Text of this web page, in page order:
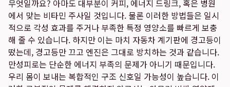
무엇일까요? 아마도 대부분이 커피, 에너지 드링크, 혹은 병원
에서 맞는 비타민 주사일 것입니다. 물론 이러한 방법들은 일시
적으로 각성 효과를 주거나 부족한 특정 영양소를 빠르게 보충
해 줄 수 있습니다. 하지만 이는 마치 자동차 계기판에 경고등이
떴는데, 경고등만 끄고 엔진은 그대로 방치하는 것과 같습니다.
만성피로는 단순한 에너지 부족의 문제가 아니기 때문입니다.
우리 몸이 보내는 복합적인 구조 신호일 가능성이 높습니다. 이